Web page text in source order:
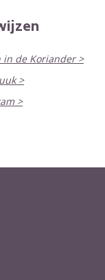
in de Koriander >
>
>